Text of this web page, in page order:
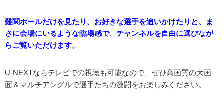
難関ホールだけを見たり、お好きな選手を追いかけたりと、ま
さに会場にいるような臨場感で、チャンネルを自由に選びなが
らご覧いただけます。
U-NEXTならテレビでの視聴も可能なので、ぜひ高画質の大画
面＆マルチアングルで選手たちの激闘をお楽しみください。